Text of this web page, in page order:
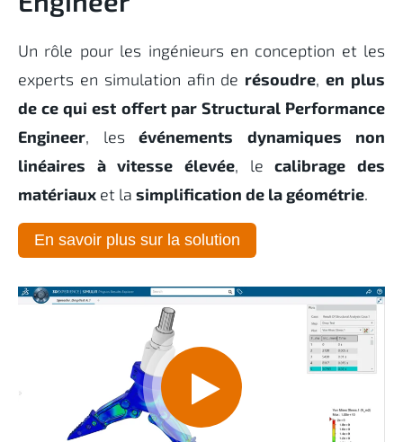
Un rôle pour les ingénieurs en conception et les
experts en simulation afin de résoudre,en plus
de ce qui est offert par Structural Performance
Engineer, les événements dynamiques non
linéaires à vitesse élevée, lecalibrage des
matériaux et la simplification de la géométrie.
En savoir plus sur la solution